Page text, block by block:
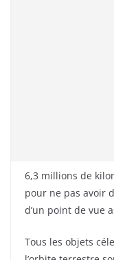
6,3 millions de
pour ne pas avoir
d’un point de vue
Tous les objets